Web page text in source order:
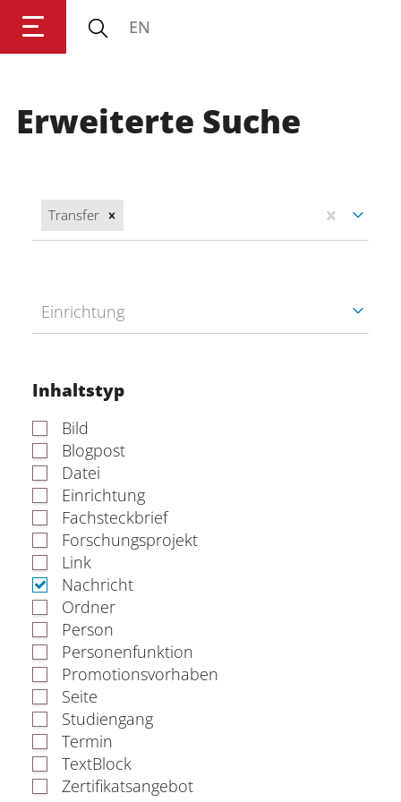
Forschung
Studium
Universität
Verwaltung
Fachbereiche
Bildungswissenschaften
Philologie / Kulturwissenschaften
Mathematik / Naturwissenschaften
Informatik
EN
Erweiterte Suche
Transfer
Einrichtung
Inhaltstyp
Bild
Blogpost
Datei
Einrichtung
Fachsteckbrief
Forschungsprojekt
Link
Nachricht
Ordner
Person
Personenfunktion
Promotionsvorhaben
Seite
Studiengang
Termin
TextBlock
Zertifikatsangebot